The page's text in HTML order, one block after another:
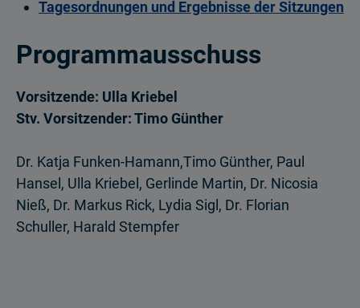
Tagesordnungen und Ergebnisse der Sitzungen
Programmausschuss
Vorsitzende: Ulla Kriebel
Stv. Vorsitzender: Timo Günther
Dr. Katja Funken-Hamann,Timo Günther, Paul
Hansel, Ulla Kriebel, Gerlinde Martin, Dr. Nicosia
Nieß, Dr. Markus Rick, Lydia Sigl, Dr. Florian
Schuller, Harald Stempfer